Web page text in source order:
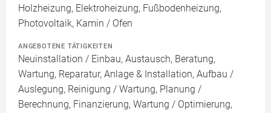
Holzheizung, Elektroheizung, Fußbodenheizung,
Photovoltaik, Kamin / Ofen
ANGEBOTENE TÄTIGKEITEN
Neuinstallation / Einbau, Austausch, Beratung,
Wartung, Reparatur, Anlage & Installation, Aufbau /
Auslegung, Reinigung / Wartung, Planung /
Berechnung, Finanzierung, Wartung / Optimierung,